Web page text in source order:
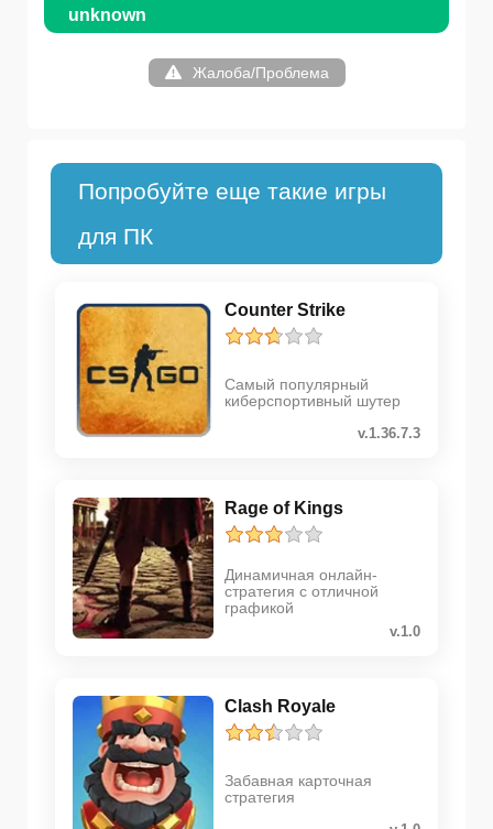
unknown
Жалоба/Проблема
Попробуйте еще такие игры
для ПК
Counter Strike
Самый популярный
киберспортивный шутер
v.1.36.7.3
Rage of Kings
Динамичная онлайн-
стратегия с отличной
графикой
v.1.0
Clash Royale
Забавная карточная
стратегия